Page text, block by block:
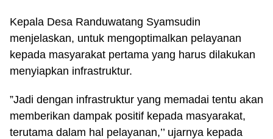
Kepala Desa Randuwatang Syamsudin
menjelaskan, untuk mengoptimalkan pelayanan
kepada masyarakat pertama yang harus dilakukan
menyiapkan infrastruktur.
”Jadi dengan infrastruktur yang memadai tentu akan
memberikan dampak positif kepada masyarakat,
terutama dalam hal pelayanan,’’ ujarnya kepada